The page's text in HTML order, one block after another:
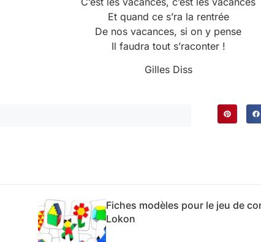
Et quand ce s’ra la rentrée
De nos vacances, si on y pense
Il faudra tout s’raconter !
Gilles Diss
Fiches modèles pour le jeu de
Lokon